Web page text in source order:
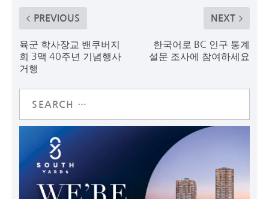
PREVIOUS
육군 학사장교 밴쿠버지
회 3맥 40주년 기념행사
거행
NEXT
한국어로 BC 인구 통계
설문 조사에 참여하세요